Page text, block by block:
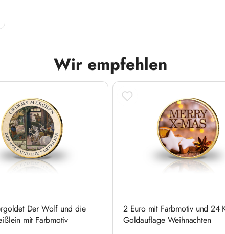
Wir empfehlen
Der Wolf und die
mit Farbmotiv
2 Euro mit Farbmotiv und 24
Goldauflage Weihnachten